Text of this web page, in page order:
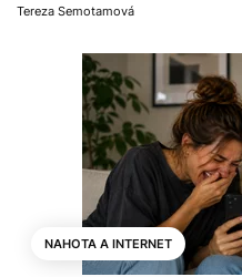
Tereza Semotamová
NAHOTA A INTERNET